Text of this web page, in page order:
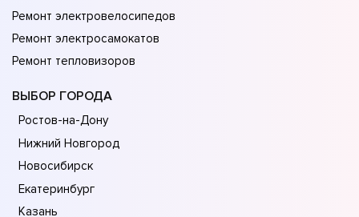
Ремонт электровелосипедов
Ремонт электросамокатов
Ремонт тепловизоров
ВЫБОР ГОРОДА
Ростов-на-Дону
Нижний Новгород
Новосибирск
Екатеринбург
Казань